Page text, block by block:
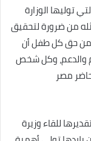
توليها الوزارة
من ضرورة لتحقيق
من حق كل طفل أن
والدعم، وكل شخص
مصر
للقاء وزيرة